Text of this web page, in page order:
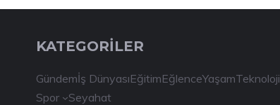
KATEGORİLER
Gündemİş DünyasıEğitimEğlenceYaşamTeknoloji
Spor
Seyahat